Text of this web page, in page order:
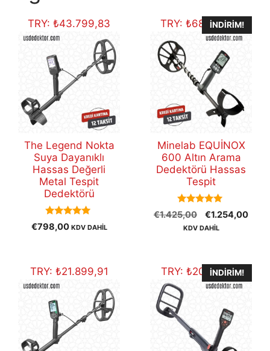
TRY: ₺43.799,83
The Legend Nokta
Suya Dayanıklı
Hassas Değerli
Metal Tespit
Dedektörü
5.00
out of 5
€798,00 KDV DAHİL
TRY: ₺68.828,30
İNDIRIM!
Minelab EQUİNOX
600 Altın Arama
Dedektörü Hassas
Tespit
5.00
out of 5
€1.425,00
Orijinal
fiyat:
€1.254,00Şu
KDV DAHİL
TRY: ₺21.899,91 TRY: ₺20.074,92
İNDIRIM!